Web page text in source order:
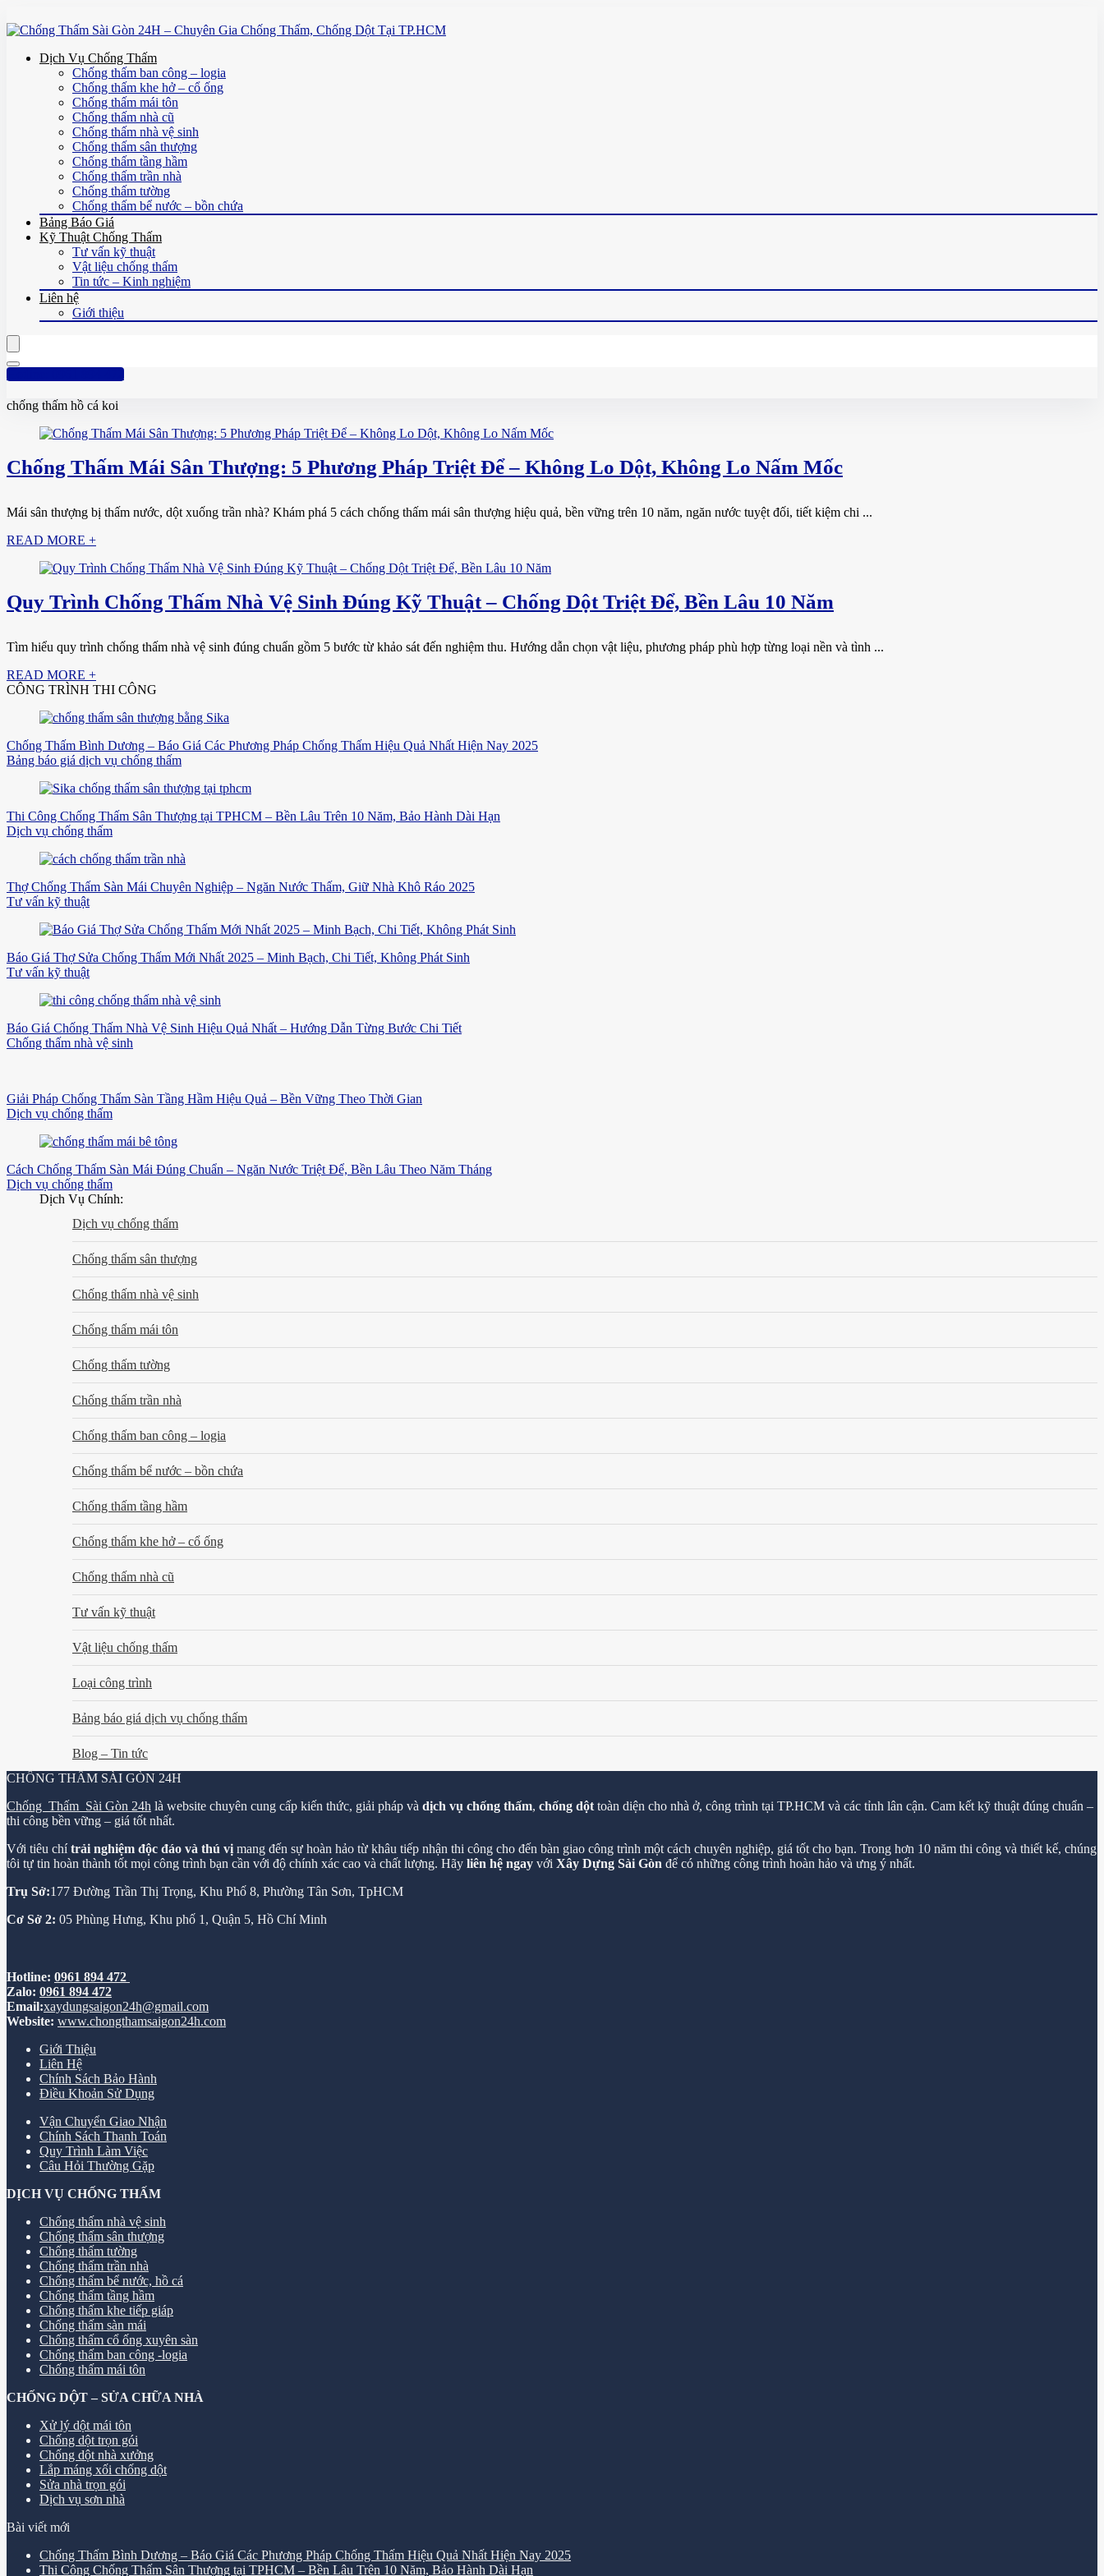
Dịch Vụ Chống Thấm
Chống thấm ban công – logia
Chống thấm khe hở – cổ ống
Chống thấm mái tôn
Chống thấm nhà cũ
Chống thấm nhà vệ sinh
Chống thấm sân thượng
Chống thấm tầng hầm
Chống thấm trần nhà
Chống thấm tường
Chống thấm bể nước – bồn chứa
Bảng Báo Giá
Kỹ Thuật Chống Thấm
Tư vấn kỹ thuật
Vật liệu chống thấm
Tin tức – Kinh nghiệm
Liên hệ
Giới thiệu
Hotline: 0961 894 472
chống thấm hồ cá koi
Chống Thấm Mái Sân Thượng: 5 Phương Pháp Triệt Để – Không Lo Dột, Không Lo Nấm Mốc
Mái sân thượng bị thấm nước, dột xuống trần nhà? Khám phá 5 cách chống thấm mái sân thượng hiệu quả, bền vững trên 10 năm, ngăn nước tuyệt đối, tiết kiệm chi ...
READ MORE +
Quy Trình Chống Thấm Nhà Vệ Sinh Đúng Kỹ Thuật – Chống Dột Triệt Để, Bền Lâu 10 Năm
Tìm hiểu quy trình chống thấm nhà vệ sinh đúng chuẩn gồm 5 bước từ khảo sát đến nghiệm thu. Hướng dẫn chọn vật liệu, phương pháp phù hợp từng loại nền và tình ...
READ MORE +
CÔNG TRÌNH THI CÔNG
Chống Thấm Bình Dương – Báo Giá Các Phương Pháp Chống Thấm Hiệu Quả Nhất Hiện Nay 2025
Bảng báo giá dịch vụ chống thấm
Thi Công Chống Thấm Sân Thượng tại TPHCM – Bền Lâu Trên 10 Năm, Bảo Hành Dài Hạn
Dịch vụ chống thấm
Thợ Chống Thấm Sàn Mái Chuyên Nghiệp – Ngăn Nước Thấm, Giữ Nhà Khô Ráo 2025
Tư vấn kỹ thuật
Báo Giá Thợ Sửa Chống Thấm Mới Nhất 2025 – Minh Bạch, Chi Tiết, Không Phát Sinh
Tư vấn kỹ thuật
Báo Giá Chống Thấm Nhà Vệ Sinh Hiệu Quả Nhất – Hướng Dẫn Từng Bước Chi Tiết
Chống thấm nhà vệ sinh
Giải Pháp Chống Thấm Sàn Tầng Hầm Hiệu Quả – Bền Vững Theo Thời Gian
Dịch vụ chống thấm
Cách Chống Thấm Sàn Mái Đúng Chuẩn – Ngăn Nước Triệt Để, Bền Lâu Theo Năm Tháng
Dịch vụ chống thấm
Dịch Vụ Chính:
Dịch vụ chống thấm
Chống thấm sân thượng
Chống thấm nhà vệ sinh
Chống thấm mái tôn
Chống thấm tường
Chống thấm trần nhà
Chống thấm ban công – logia
Chống thấm bể nước – bồn chứa
Chống thấm tầng hầm
Chống thấm khe hở – cổ ống
Chống thấm nhà cũ
Tư vấn kỹ thuật
Vật liệu chống thấm
Loại công trình
Bảng báo giá dịch vụ chống thấm
Blog – Tin tức
CHỐNG THẤM SÀI GÒN 24H
Chống Thấm Sài Gòn 24h là website chuyên cung cấp kiến thức, giải pháp và dịch vụ chống thấm, chống dột toàn diện cho nhà ở, công trình tại TP.HCM và các tỉnh lân cận. Cam kết kỹ thuật đúng chuẩn –
thi công bền vững – giá tốt nhất.
Với tiêu chítrải nghiệm độc đáo và thú vị mang đến sự hoàn hảo từ khâu tiếp nhận thi công cho đến bàn giao công trình một cách chuyên nghiệp, giá tốt cho bạn. Trong hơn 10 năm thi công và thiết kế, chúng
tôi tự tin hoàn thành tốt mọi công trình bạn cần với độ chính xác cao và chất lượng. Hãy liên hệ ngay với Xây Dựng Sài Gòn để có những công trình hoàn hảo và ưng ý nhất.
Trụ Sở:177 Đường Trần Thị Trọng, Khu Phố 8, Phường Tân Sơn, TpHCM
Cơ Sở 2: 05 Phùng Hưng, Khu phố 1, Quận 5, Hồ Chí Minh
Hotline: 0961 894 472
Zalo: 0961 894 472
Email:xaydungsaigon24h@gmail.com
Website: www.chongthamsaigon24h.com
Giới Thiệu
Liên Hệ
Chính Sách Bảo Hành
Điều Khoản Sử Dụng
Vận Chuyển Giao Nhận
Chính Sách Thanh Toán
Quy Trình Làm Việc
Câu Hỏi Thường Gặp
DỊCH VỤ CHỐNG THẤM
Chống thấm nhà vệ sinh
Chống thấm sân thượng
Chống thấm tường
Chống thấm trần nhà
Chống thấm bể nước, hồ cá
Chống thấm tầng hầm
Chống thấm khe tiếp giáp
Chống thấm sàn mái
Chống thấm cổ ống xuyên sàn
Chống thấm ban công -logia
Chống thấm mái tôn
CHỐNG DỘT – SỬA CHỮA NHÀ
Xử lý dột mái tôn
Chống dột trọn gói
Chống dột nhà xưởng
Lắp máng xối chống dột
Sửa nhà trọn gói
Dịch vụ sơn nhà
Bài viết mới
Chống Thấm Bình Dương – Báo Giá Các Phương Pháp Chống Thấm Hiệu Quả Nhất Hiện Nay 2025
Thi Công Chống Thấm Sân Thượng tại TPHCM – Bền Lâu Trên 10 Năm, Bảo Hành Dài Hạn